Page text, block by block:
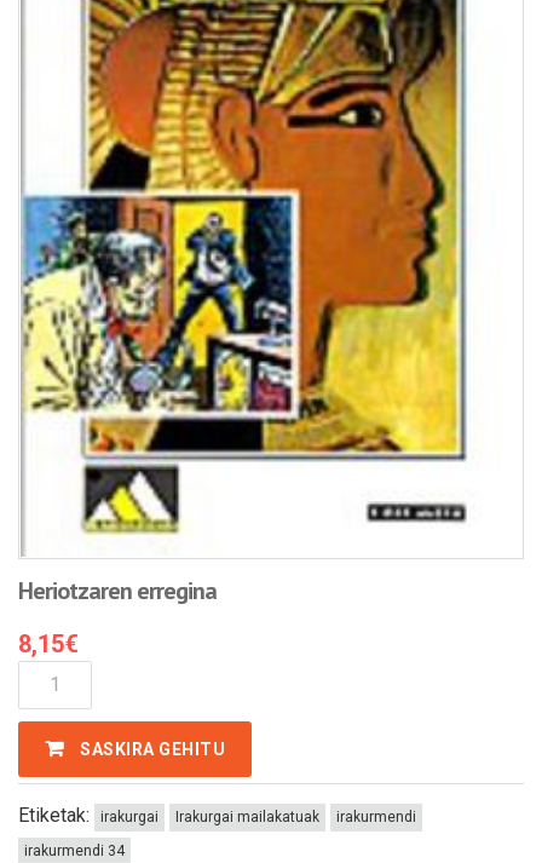
Heriotzaren erregina
8,15€
Heriotzaren
Erregina
Kantitatea
SASKIRA GEHITU
Etiketak: irakurgai Irakurgai mailakatuak
irakurmendi
irakurmendi 34